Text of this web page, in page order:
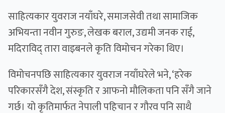
साहित्यकार युवराज नयाँघरे, समाजसेवी तथा सामाजिक
अभियन्ता नवीन गुरुङ, लेखक बराल, उद्यमी जनक राई,
मदिराविद् तारा वाइबनले कृति विमोचन गरेका थिए।
विमोचनपछि साहित्यकार युवराज नयाँघरेले भने, ‘हरेक
परिकारसँगै देश, संस्कृति र आफनो मौलिकता पनि सँगै जाने
गर्छ। यो कृतिमार्फत नेपाली पहिचान र गौरव पनि साथै